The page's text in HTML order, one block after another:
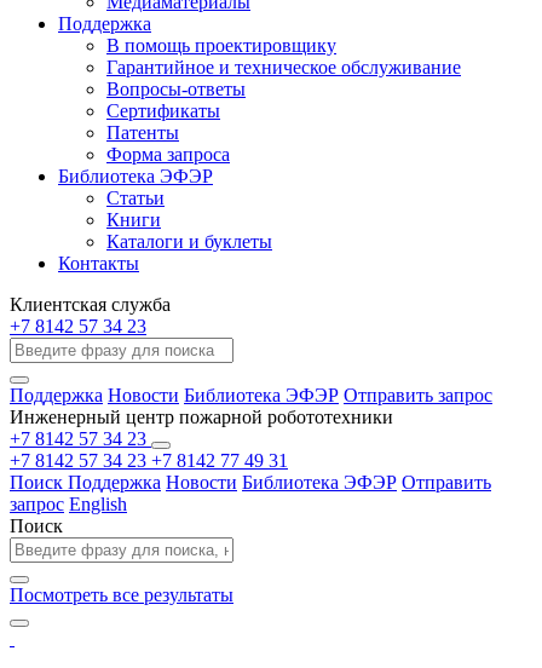
Поддержка
В помощь проектировщику
Гарантийное и техническое обслуживание
Вопросы-ответы
Сертификаты
Патенты
Форма запроса
Библиотека ЭФЭР
Статьи
Книги
Каталоги и буклеты
Контакты
Клиентская служба
+7 8142 57 34 23
Поддержка Новости Библиотека ЭФЭР Отправить запрос
Инженерный центр пожарной робототехники
+7 8142 57 34 23
+7 8142 57 34 23 +7 8142 77 49 31
Поиск Поддержка Новости Библиотека ЭФЭР Отправить
запрос English
Поиск
Посмотреть все результаты